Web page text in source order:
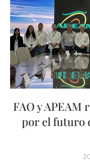
FAO y
por el futuro